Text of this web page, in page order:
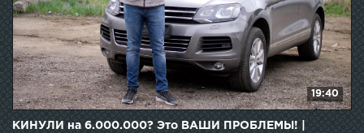
19:40
КИНУЛИ на 6.000.000? Это ВАШИ ПРОБЛЕМЫ! |